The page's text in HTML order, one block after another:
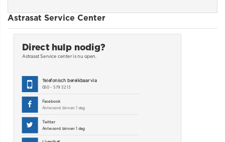
Astrasat Service Center
Direct hulp nodig?
Astrasat Service center is nu open.
Telefonisch bereikbaar via
050 - 579 32 13
Facebook
Antwoord binnen 1 dag
Twitter
Antwoord binnen 1 dag